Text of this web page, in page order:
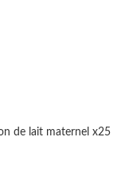
de lait maternel x25